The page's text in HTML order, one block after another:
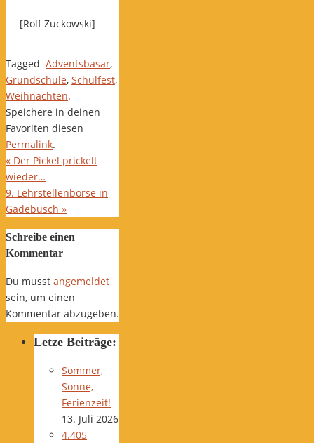
[Rolf Zuckowski]
Tagged Adventsbasar,
Grundschule, Schulfest,
Weihnachten.
Speichere in deinen
Favoriten diesen
Permalink.
« Der Pickel prickelt
wieder…
9. Lehrstellenbörse in
Gadebusch »
Schreibe einen
Kommentar
Du musst angemeldet
sein, um einen
Kommentar abzugeben.
Letze Beiträge:
Sommer,
Sonne,
Ferienzeit!
13. Juli 2026
4.405